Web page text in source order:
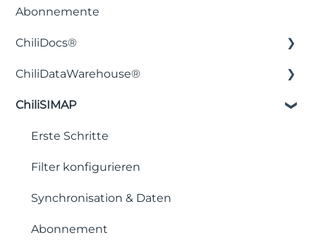
Abonnemente
ChiliDocs®
Installation & Einrichtung
Lizenzierung & Preise
Sicherheit & Datenschutz
Dokumentenerstellung & Templates
Workflows & Automatisierung
Tabellen & Filter
ChiliDataWarehouse®
Installation & Einrichtung
Integration mit Business Intelligence-
ChiliSIMAP
Erste Schritte
Filter konfigurieren
Synchronisation & Daten
Abonnement